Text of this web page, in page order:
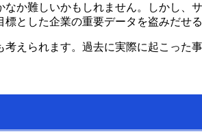
か難しいかもしれません。しかし
とした企業の重要データを盗みだせ
えられます。過去に実際に起こった